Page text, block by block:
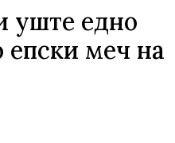
уште едно
меч на